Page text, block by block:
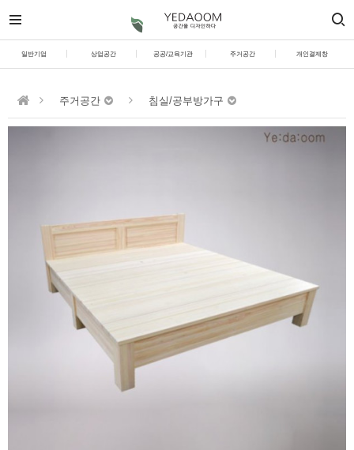
일반기업 상업공간 공공/교육기관 주거공간 개인결제창
주거공간 침실/공부방가구